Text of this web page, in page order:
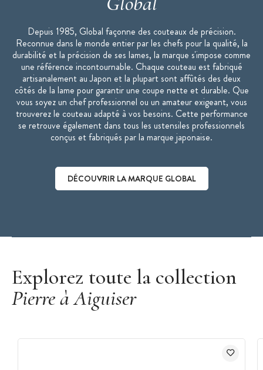
Depuis 1985, Global façonne des couteaux de précision.
Reconnue dans le monde entier par les chefs pour la qualité, la
durabilité et la précision de ses lames, la marque s'impose comme
une référence incontournable. Chaque couteau est fabriqué
artisanalement au Japon et la plupart sont affûtés des deux
côtés de la lame pour garantir une coupe nette et durable. Que
vous soyez un chef professionnel ou un amateur exigeant, vous
trouverez le couteau adapté à vos besoins. Cette performance
se retrouve également dans tous les ustensiles professionnels
conçus et fabriqués par la marque japonaise.
DÉCOUVRIR LA MARQUE GLOBAL
Explorez toute la collection
Pierre à Aiguiser